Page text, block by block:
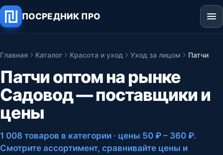
ПОСРЕДНИК ПРО
Главная Каталог Красота и уход Уход за лицом Патчи
Патчи оптом на рынке
Садовод — поставщики и
цены
1 008 товаров в категории · цены 50 ₽ – 360 ₽.
Смотрите ассортимент, сравнивайте цены и